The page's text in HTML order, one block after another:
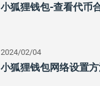
小狐狸钱包-查看代币
2024/02/04
小狐狸钱包网络设置